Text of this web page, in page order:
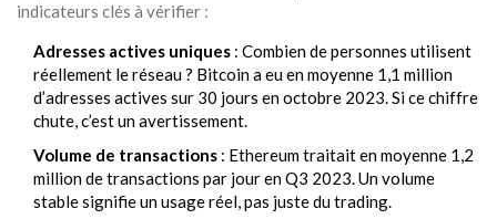
indicateurs clés à vérifier :
Adresses actives uniques : Combien de personnes utilisent
réellement le réseau ? Bitcoin a eu en moyenne 1,1 million
d’adresses actives sur 30 jours en octobre 2023. Si ce chiffre
chute, c’est un avertissement.
Volume de transactions : Ethereum traitait en moyenne 1,2
million de transactions par jour en Q3 2023. Un volume
stable signifie un usage réel, pas juste du trading.